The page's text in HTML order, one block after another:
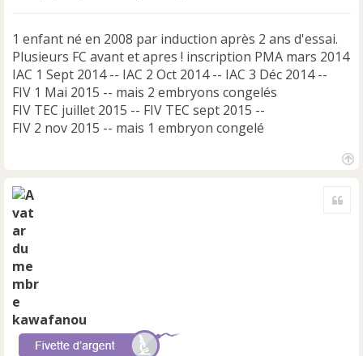
1 enfant né en 2008 par induction après 2 ans d'essai.
Plusieurs FC avant et apres ! inscription PMA mars 2014
IAC 1 Sept 2014 -- IAC 2 Oct 2014 -- IAC 3 Déc 2014 --
FIV 1 Mai 2015 -- mais 2 embryons congelés
FIV TEC juillet 2015 -- FIV TEC sept 2015 --
FIV 2 nov 2015 -- mais 1 embryon congelé
kawafanou